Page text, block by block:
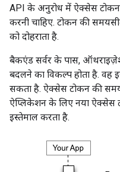
API के अनुरोध में ऐक्सेस टोकन
करनी चाहिए. टोकन की
को दोहराता है.
बैकएंड सर्वर के पास,
बदलने का विकल्प होता है. वह
सकता है. ऐक्सेस टोकन की
ऐप्लिकेशन के लिए नया ऐक्सेस
इस्तेमाल करता है.